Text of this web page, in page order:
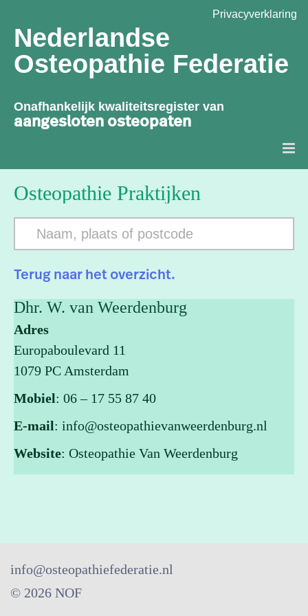
Privacyverklaring
Nederlandse
Osteopathie Federatie
Onafhankelijk kwaliteitsregister van
aangesloten osteopaten
Osteopathie Praktijken
Terug naar het overzicht.
Dhr. W. van Weerdenburg
Adres
Europaboulevard 11
1079 PC Amsterdam
Mobiel: 06 – 17 55 87 40
E-mail: info@osteopathievanweerdenburg.nl
Website: Osteopathie Van Weerdenburg
info@osteopathiefederatie.nl
© 2026 NOF